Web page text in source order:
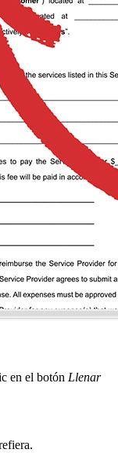
en el botón Llenar